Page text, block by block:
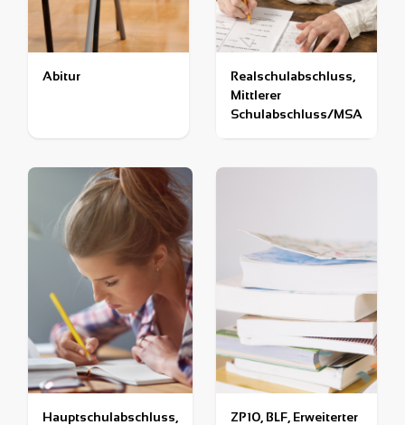
Abitur
Realschulabschluss,
Mittlerer
Schulabschluss/MSA
Hauptschulabschluss,
ZP10, BLF, Erweiterter